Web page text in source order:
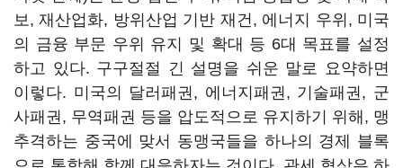
보, 재산업화, 방위산업 기반 재건, 에너지 우위, 미국
의 금융 부문 우위 유지 및 확대 등 6대 목표를 설정
하고 있다. 구구절절 긴 설명을 쉬운 말로 요약하면
이렇다. 미국의 달러패권, 에너지패권, 기술패권, 군
사패권, 무역패권 등을 압도적으로 유지하기 위해, 맹
추격하는 중국에 맞서 동맹국들을 하나의 경제 블록